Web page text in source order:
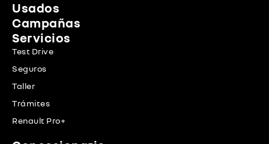
Usados
Campañas
Servicios
Test Drive
Seguros
Taller
Trámites
Renault Pro+